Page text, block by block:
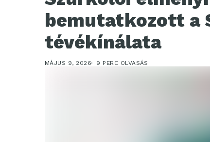
bemutatkozott a
tévékínálata
MÁJUS 9, 2026 9 PERC OLVASÁS